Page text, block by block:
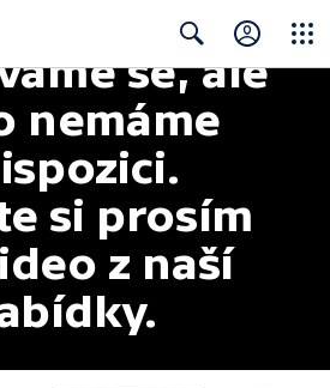
Search
se, ale
nemáme
si prosím
z naší